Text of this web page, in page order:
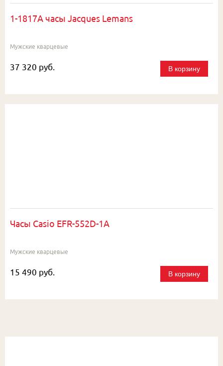
1-1817A часы Jacques Lemans
Мужские кварцевые
37 320 руб. В корзину
Часы Casio EFR-552D-1A
Мужские кварцевые
15 490 руб. В корзину